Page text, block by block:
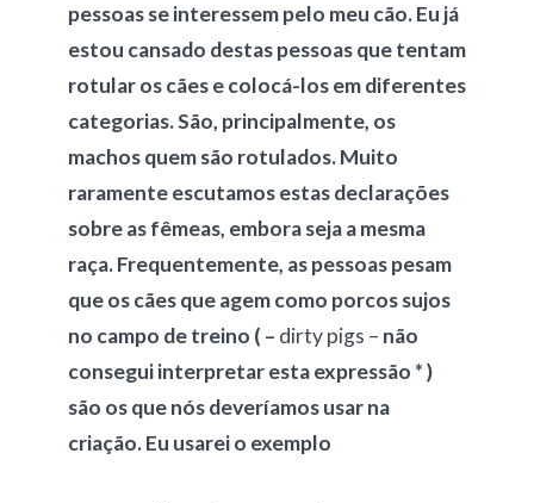
pessoas se interessem pelo meu cão. Eu já
estou cansado destas pessoas que tentam
rotular os cães e colocá-los em diferentes
categorias. São, principalmente, os
machos quem são rotulados. Muito
raramente escutamos estas declarações
sobre as fêmeas, embora seja a mesma
raça. Frequentemente, as pessoas pesam
que os cães que agem como porcos sujos
no campo de treino ( – dirty pigs – não
consegui interpretar esta expressão * )
são os que nós deveríamos usar na
criação. Eu usarei o exemplo